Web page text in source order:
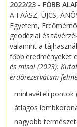
2022/23 - FÖBB
A FAÁSZ, ÚJCS,
Egyetem,
geodéziai és
valamint a
főbb eredményeket
és mtsai (2023):
erdőrezervátum
mintavételi pontok
átlagos
nagyobb